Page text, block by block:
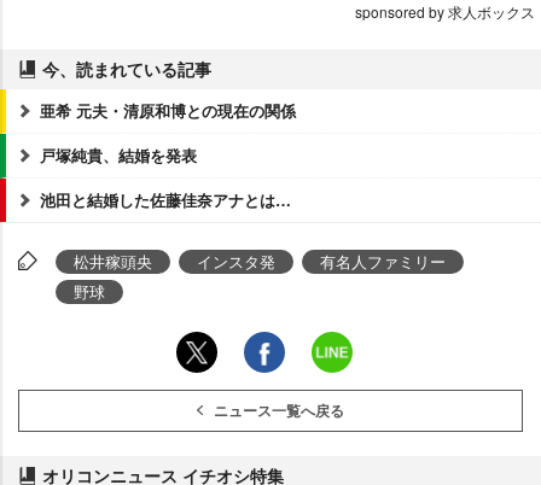
sponsored by 求人ボックス
今、読まれている記事
亜希 元夫・清原和博との現在の関係
戸塚純貴、結婚を発表
池田と結婚した佐藤佳奈アナとは…
松井稼頭央 インスタ発
有名人ファミリー
野球
ニュース一覧へ戻る
オリコンニュース イチオシ特集